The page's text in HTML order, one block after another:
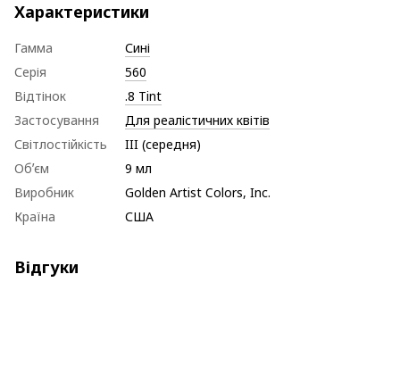
Характеристики
Гамма
Сині
Серія
560
Відтінок
.8 Tint
Застосування
Для реалістичних квітів
Світлостійкість
III (середня)
Обʼєм
9 мл
Виробник
Golden Artist Colors, Inc.
Країна
США
Відгуки